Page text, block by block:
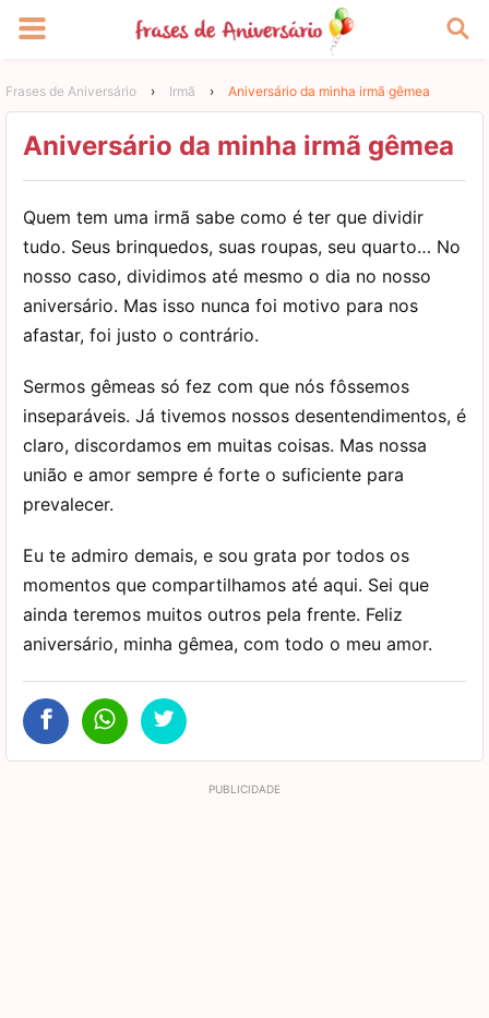
Frases de Aniversário › Irmã › Aniversário da minha irmã gêmea
Aniversário da minha irmã gêmea
Quem tem uma irmã sabe como é ter que dividir
tudo. Seus brinquedos, suas roupas, seu quarto… No
nosso caso, dividimos até mesmo o dia no nosso
aniversário. Mas isso nunca foi motivo para nos
afastar, foi justo o contrário.
Sermos gêmeas só fez com que nós fôssemos
inseparáveis. Já tivemos nossos desentendimentos, é
claro, discordamos em muitas coisas. Mas nossa
união e amor sempre é forte o suficiente para
prevalecer.
Eu te admiro demais, e sou grata por todos os
momentos que compartilhamos até aqui. Sei que
ainda teremos muitos outros pela frente. Feliz
aniversário, minha gêmea, com todo o meu amor.